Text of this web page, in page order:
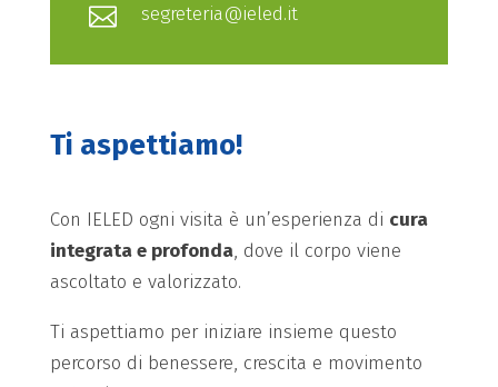
 segreteria@ieled.it
Ti aspettiamo!
Con IELED ogni visita è un’esperienza di cura
integrata e profonda, dove il corpo viene
ascoltato e valorizzato.
Ti aspettiamo per iniziare insieme questo
percorso di benessere, crescita e movimento